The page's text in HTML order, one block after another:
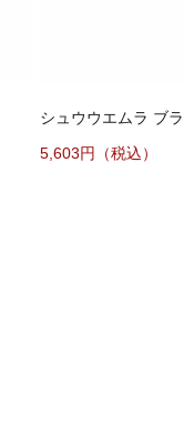
シュウウエムラ ブ
5,603円（税込）